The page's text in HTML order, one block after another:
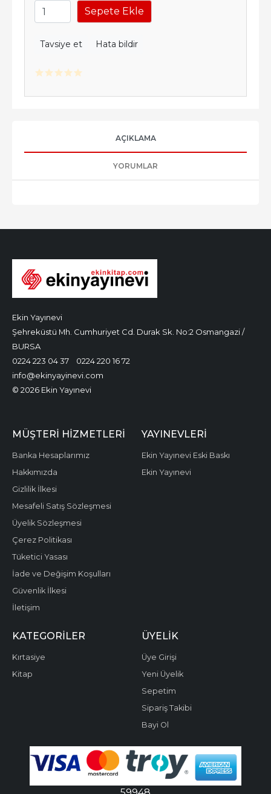
Sepete Ekle
Tavsiye et Hata bildir
AÇIKLAMA
YORUMLAR
Ekin Yayınevi
Şehreküstü Mh. Cumhuriyet Cd. Durak Sk. No:2 Osmangazi /
BURSA
0224 223 04 37
0224 220 16 72
info@ekinyayinevi.com
© 2026 Ekin Yayınevi
MÜŞTERI HIZMETLERI
Banka Hesaplarımız
Hakkımızda
Gizlilik İlkesi
Mesafeli Satış Sözleşmesi
Üyelik Sözleşmesi
Çerez Politikası
Tüketici Yasası
İade ve Değişim Koşulları
Güvenlik İlkesi
İletişim
YAYINEVLERI
Ekin Yayınevi Eski Baskı
Ekin Yayınevi
KATEGORILER
Kırtasiye
Kitap
ÜYELIK
Üye Girişi
Yeni Üyelik
Sepetim
Sipariş Takibi
Bayi Ol